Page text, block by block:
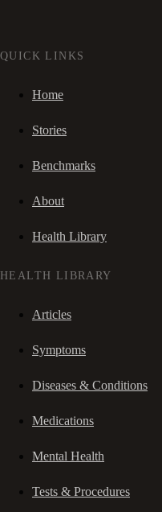
QUICK LINKS
Home
Stories
Benchmarks
About
Health Library
HEALTH LIBRARY
Articles
Symptoms
Diseases & Conditions
Medications
Mental Health
Tests & Procedures